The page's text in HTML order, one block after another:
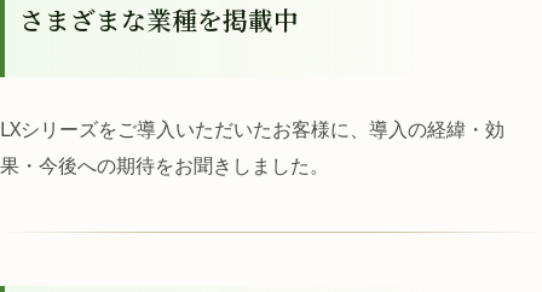
さまざまな業種を掲載中
LXシリーズをご導入いただいたお客様に、導入の経緯・効
果・今後への期待をお聞きしました。